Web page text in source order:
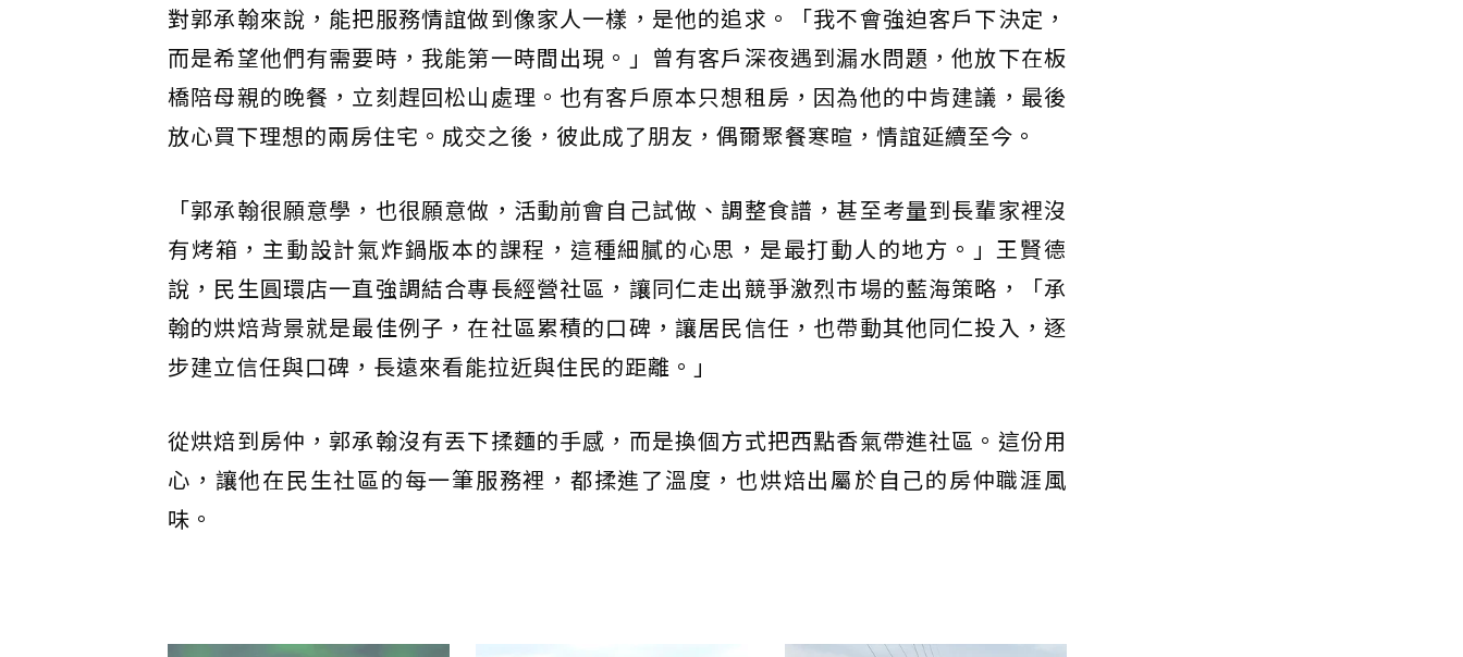
對郭承翰來說，能把服務情誼做到像家人一樣，是他的追求。「我不會強迫客戶下決定，
而是希望他們有需要時，我能第一時間出現。」曾有客戶深夜遇到漏水問題，他放下在板
橋陪母親的晚餐，立刻趕回松山處理。也有客戶原本只想租房，因為他的中肯建議，最後
放心買下理想的兩房住宅。成交之後，彼此成了朋友，偶爾聚餐寒暄，情誼延續至今。
「郭承翰很願意學，也很願意做，活動前會自己試做、調整食譜，甚至考量到長輩家裡沒
有烤箱，主動設計氣炸鍋版本的課程，這種細膩的心思，是最打動人的地方。」王賢德
說，民生圓環店一直強調結合專長經營社區，讓同仁走出競爭激烈市場的藍海策略，「承
翰的烘焙背景就是最佳例子，在社區累積的口碑，讓居民信任，也帶動其他同仁投入，逐
步建立信任與口碑，長遠來看能拉近與住民的距離。」
從烘焙到房仲，郭承翰沒有丟下揉麵的手感，而是換個方式把西點香氣帶進社區。這份用
心，讓他在民生社區的每一筆服務裡，都揉進了溫度，也烘焙出屬於自己的房仲職涯風
味。